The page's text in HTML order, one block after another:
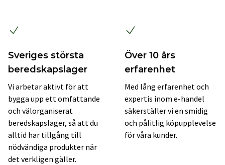
Sveriges största
beredskapslager
Vi arbetar aktivt för att
bygga upp ett omfattande
och välorganiserat
beredskapslager, så att du
alltid har tillgång till
nödvändiga produkter när
det verkligen gäller.
Över 10 års
erfarenhet
Med lång erfarenhet och
expertis inom e-handel
säkerställer vi en smidig
och pålitlig köpupplevelse
för våra kunder.